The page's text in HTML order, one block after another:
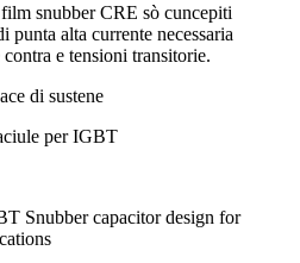
snubber CRE sò cuncepiti
punta alta currente necessaria
e tensioni transitorie.
di sustene
per IGBT